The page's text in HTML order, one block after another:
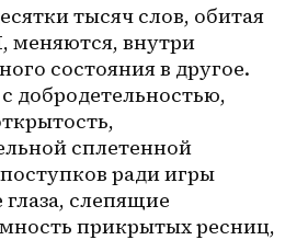
тысяч слов, обитая
меняются, внутри
состояния в другое.
добродетельностью,
сплетенной
ради игры
слепящие
прикрытых ресниц,